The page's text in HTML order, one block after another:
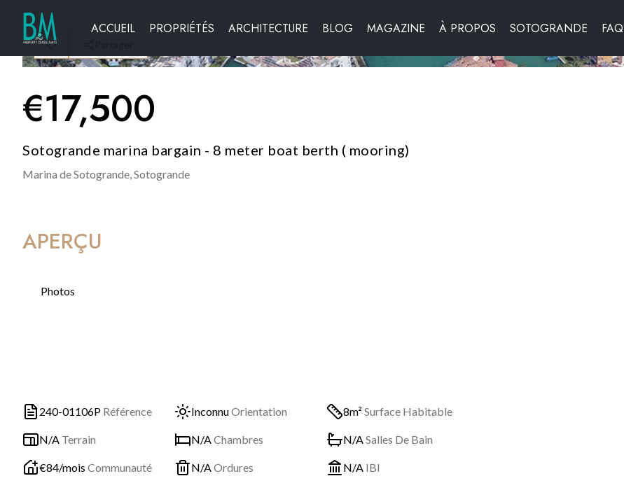
ACCUEIL PROPRIÉTÉS ARCHITECTURE BLOG MAGAZINE À PROPOS SOTOGRANDE FAQ
€17,500
Sotogrande marina bargain - 8 meter boat berth ( mooring)
Marina de Sotogrande,Sotogrande
APERÇU
Photos
240-01106P Référence InconnuOrientation 8m² Surface Habitable
N/A Terrain N/AChambres N/ASalles De Bain
€84/mois Communauté N/AOrdures N/A IBI